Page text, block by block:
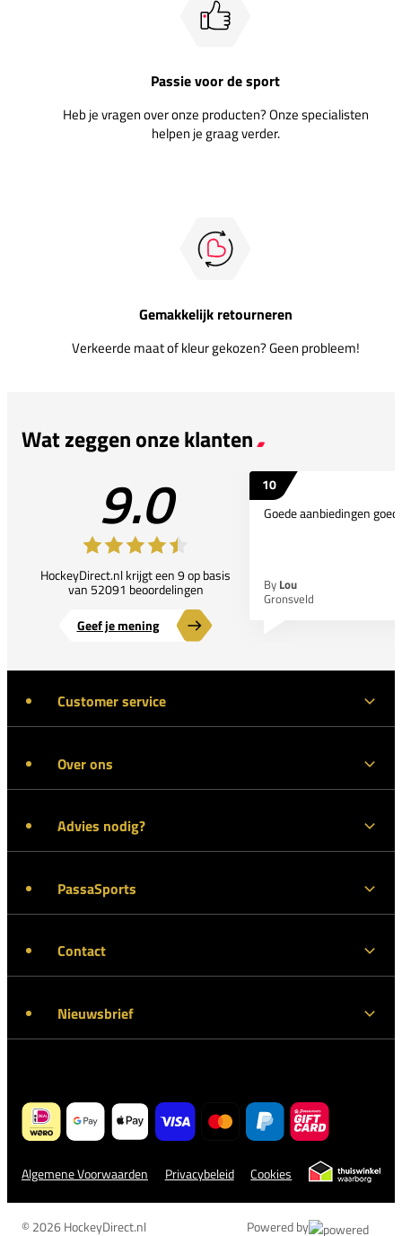
Passie voor de sport
Heb je vragen over onze producten? Onze specialisten
helpen je graag verder.
Gemakkelijk retourneren
Verkeerde maat of kleur gekozen? Geen probleem!
Wat zeggen onze klanten
9.0
HockeyDirect.nl krijgt een 9 op basis
van 52091 beoordelingen
Geef je mening
10
Goede aanbiedingen
By Lou
Gronsveld
Customer service
Over ons
Advies nodig?
PassaSports
Contact
Nieuwsbrief
Algemene Voorwaarden Privacybeleid Cookies
© 2026 HockeyDirect.nl Powered by